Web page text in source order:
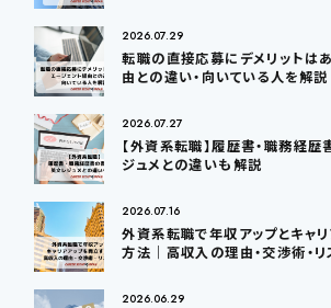
2026.07.29
転職の直接応募にデメリットは
由との違い・向いている人を解説
2026.07.27
【外資系転職】履歴書・職務経
ジュメとの違いも解説
2026.07.16
外資系転職で年収アップとキャ
方法｜高収入の理由・交渉術・
2026.06.29